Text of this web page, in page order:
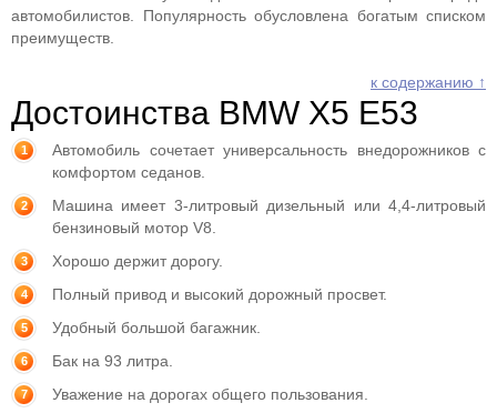
автомобилистов. Популярность обусловлена богатым списком
преимуществ.
к содержанию ↑
Достоинства BMW X5 E53
Автомобиль сочетает универсальность внедорожников с
комфортом седанов.
Машина имеет 3-литровый дизельный или 4,4-литровый
бензиновый мотор V8.
Хорошо держит дорогу.
Полный привод и высокий дорожный просвет.
Удобный большой багажник.
Бак на 93 литра.
Уважение на дорогах общего пользования.